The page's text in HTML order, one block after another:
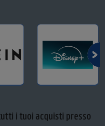
i tuoi acquisti presso